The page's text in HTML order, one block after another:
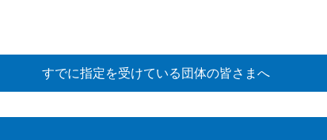
すでに指定を受けている団体の皆さまへ